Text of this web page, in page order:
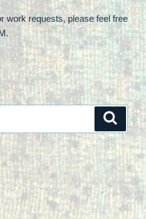
work requests, please feel free